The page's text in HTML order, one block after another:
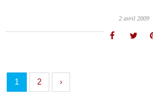
2 avril 2009
1 2 ›